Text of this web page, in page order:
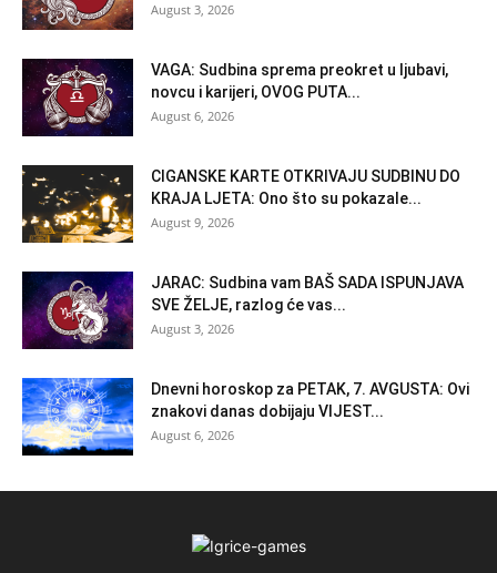
August 3, 2026
VAGA: Sudbina sprema preokret u ljubavi,
novcu i karijeri, OVOG PUTA...
August 6, 2026
CIGANSKE KARTE OTKRIVAJU SUDBINU DO
KRAJA LJETA: Ono što su pokazale...
August 9, 2026
JARAC: Sudbina vam BAŠ SADA ISPUNJAVA
SVE ŽELJE, razlog će vas...
August 3, 2026
Dnevni horoskop za PETAK, 7. AVGUSTA: Ovi
znakovi danas dobijaju VIJEST...
August 6, 2026